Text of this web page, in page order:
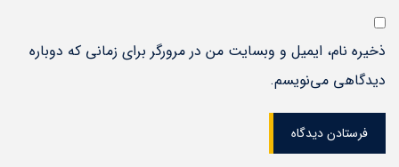
ذخیره نام، ایمیل و وبسایت من در مرورگر برای زمانی که دوباره
دیدگاهی می‌نویسم.
فرستادن دیدگاه